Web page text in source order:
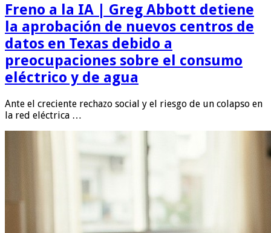
Freno a la IA | Greg Abbott detiene
la aprobación de nuevos centros de
datos en Texas debido a
preocupaciones sobre el consumo
eléctrico y de agua
Ante el creciente rechazo social y el riesgo de un colapso en
la red eléctrica …